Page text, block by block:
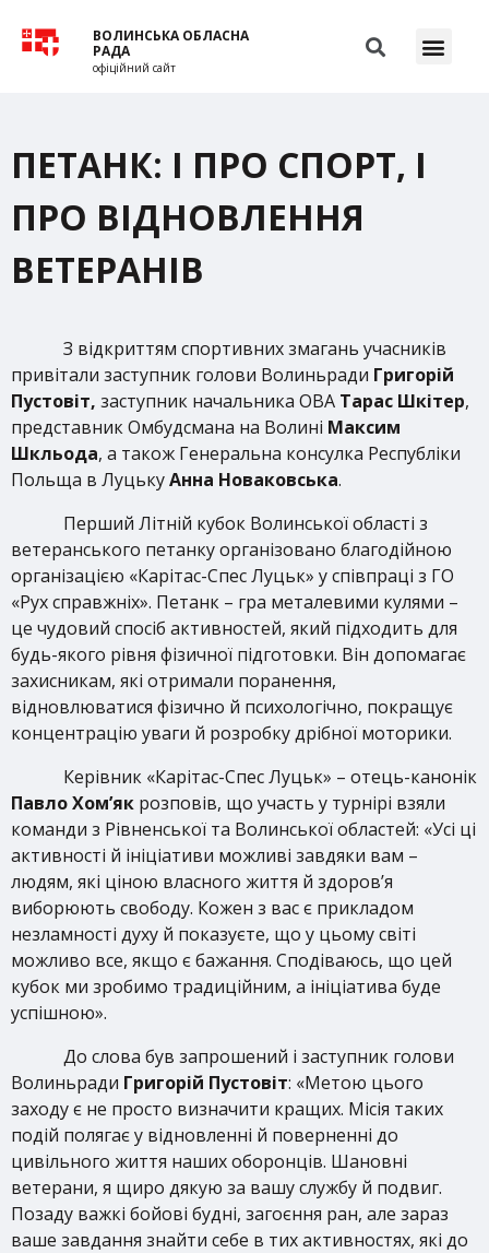
ВОЛИНСЬКА ОБЛАСНА
РАДА
офіційний сайт
ПЕТАНК: І ПРО СПОРТ, І
ПРО ВІДНОВЛЕННЯ
ВЕТЕРАНІВ
З відкриттям спортивних змагань учасників
привітали заступник голови Волиньради Григорій
Пустовіт, заступник начальника ОВА Тарас Шкітер,
представник Омбудсмана на Волині Максим
Шкльода, а також Генеральна консулка Республіки
Польща в ЛуцькуАнна Новаковська.
Перший Літній кубок Волинської області з
ветеранського петанку організовано благодійною
організацією «Карітас-Спес Луцьк» у співпраці з ГО
«Рух справжніх». Петанк – гра металевими кулями –
це чудовий спосіб активностей, який підходить для
будь-якого рівня фізичної підготовки. Він допомагає
захисникам, які отримали поранення,
відновлюватися фізично й психологічно, покращує
концентрацію уваги й розробку дрібної моторики.
Керівник «Карітас-Спес Луцьк» – отець-канонік
Павло Хом’як розповів, що участь у турнірі взяли
команди з Рівненської та Волинської областей: «Усі ці
активності й ініціативи можливі завдяки вам –
людям, які ціною власного життя й здоров’я
виборюють свободу. Кожен з вас є прикладом
незламності духу й показуєте, що у цьому світі
можливо все, якщо є бажання. Сподіваюсь, що цей
кубок ми зробимо традиційним, а ініціатива буде
успішною».
До слова був запрошений і заступник голови
Волиньради Григорій Пустовіт: «Метою цього
заходу є не просто визначити кращих. Місія таких
подій полягає у відновленні й поверненні до
цивільного життя наших оборонців. Шановні
ветерани, я щиро дякую за вашу службу й подвиг.
Позаду важкі бойові будні, загоєння ран, але зараз
ваше завдання знайти себе в тих активностях, які до